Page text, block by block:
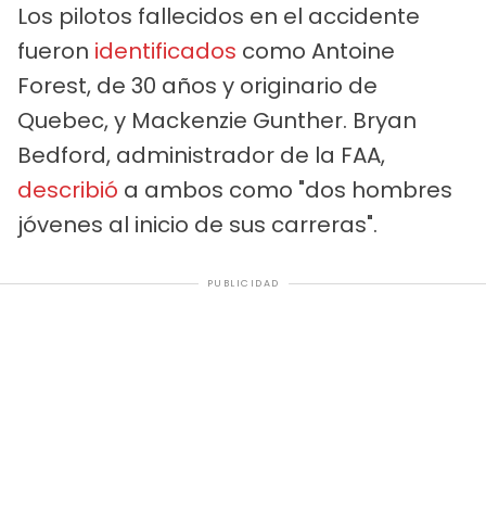
Los pilotos fallecidos en el accidente
fueron identificados como Antoine
Forest, de 30 años y originario de
Quebec, y Mackenzie Gunther. Bryan
Bedford, administrador de la FAA,
describió a ambos como "dos hombres
jóvenes al inicio de sus carreras".
PUBLICIDAD